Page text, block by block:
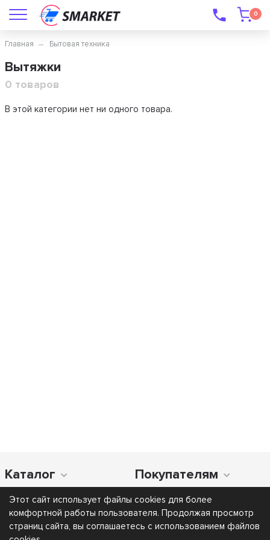
Этот сайт использует файлы cookies для более
комфортной работы пользователя. Продолжая просмотр
страниц сайта, вы соглашаетесь с использованием файлов
0
Главная Бытовая техника
Вытяжки
0 товаров
В этой категории нет ни одного товара.
Каталог Покупателям